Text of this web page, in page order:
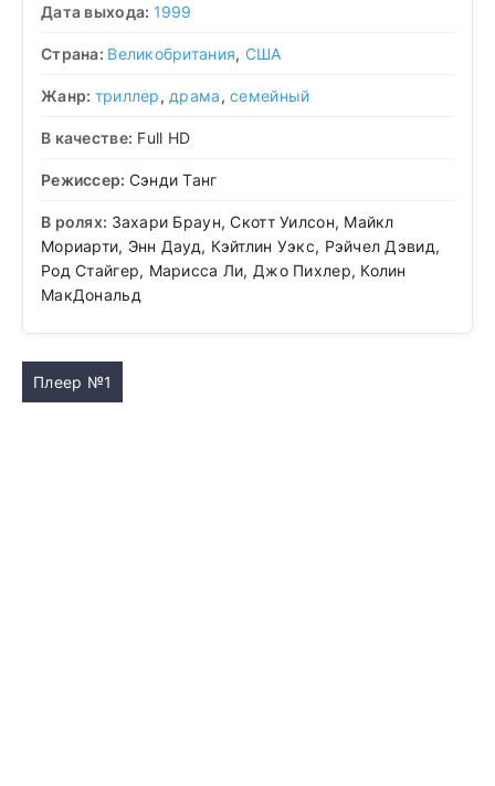
Дата выхода: 1999
Страна: Великобритания, США
Жанр: триллер, драма,семейный
В качестве: Full HD
Режиссер: Сэнди Танг
В ролях: Захари Браун, Скотт Уилсон, Майкл
Мориарти, Энн Дауд, Кэйтлин Уэкс, Рэйчел Дэвид,
Род Стайгер, Марисса Ли, Джо Пихлер, Колин
МакДональд
Плеер №1